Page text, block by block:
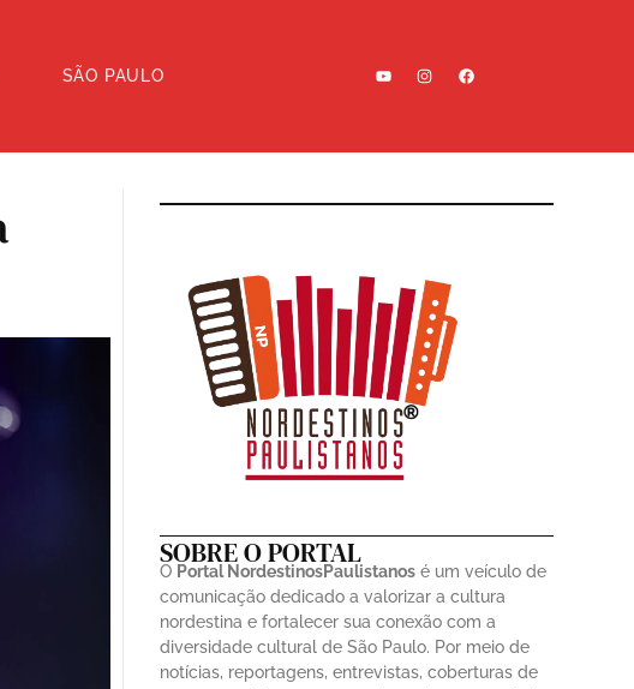
SÃO PAULO
SOBRE O PORTAL
O Portal NordestinosPaulistanos é um veículo de
comunicação dedicado a valorizar a cultura
nordestina e fortalecer sua conexão com a
diversidade cultural de São Paulo. Por meio de
notícias, reportagens, entrevistas, coberturas de